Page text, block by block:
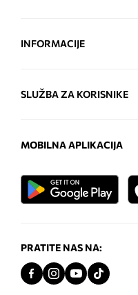
INFORMACIJE
SLUŽBA ZA KORISNIKE
MOBILNA APLIKACIJA
PRATITE NAS NA: